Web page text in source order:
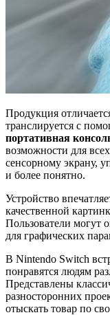
Продукция
транслируется с
портативная
возможности для
сенсорному экрану,
и более понятно.
Устройство
качественной
Пользователи могут
для графических
В Nintendo Switch
понравятся людям
Представлены
разносторонних
отыскать товар по